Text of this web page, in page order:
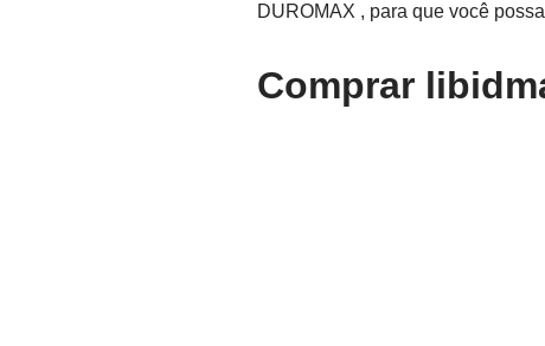
DUROMAX , para que você
Comprar